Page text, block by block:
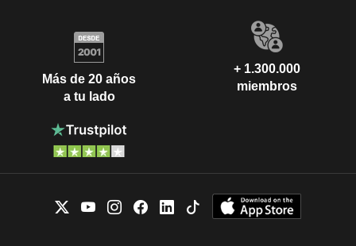
Más de 20 años
a tu lado
+ 1.300.000
miembros